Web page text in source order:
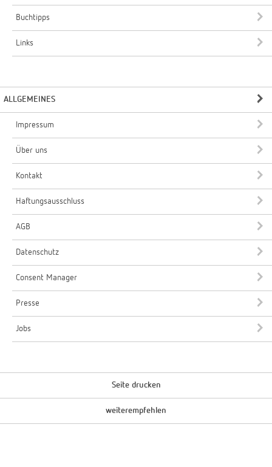
Buchtipps
Links
ALLGEMEINES
Impressum
Über uns
Kontakt
Haftungsausschluss
AGB
Datenschutz
Consent Manager
Presse
Jobs
Seite drucken
weiterempfehlen